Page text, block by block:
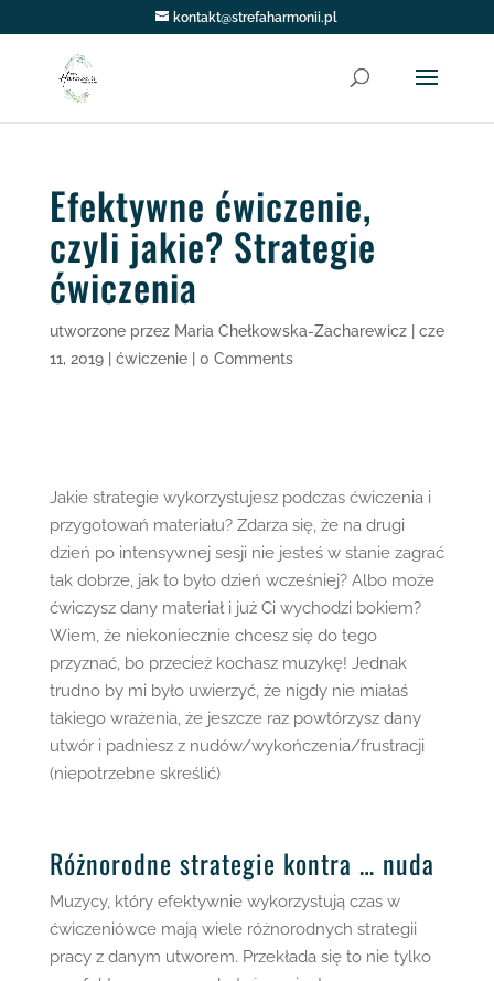
kontakt@strefaharmonii.pl
Efektywne ćwiczenie,
czyli jakie? Strategie
ćwiczenia
utworzone przez Maria Chełkowska-Zacharewicz| cze
11, 2019| ćwiczenie| 0 Comments
Jakie strategie wykorzystujesz podczas ćwiczenia i
przygotowań materiału? Zdarza się, że na drugi
dzień po intensywnej sesji nie jesteś w stanie zagrać
tak dobrze, jak to było dzień wcześniej? Albo może
ćwiczysz dany materiał i już Ci wychodzi bokiem?
Wiem, że niekoniecznie chcesz się do tego
przyznać, bo przecież kochasz muzykę! Jednak
trudno by mi było uwierzyć, że nigdy nie miałaś
takiego wrażenia, że jeszcze raz powtórzysz dany
utwór i padniesz z nudów/wykończenia/frustracji
(niepotrzebne skreślić)
Różnorodne strategie kontra … nuda
Muzycy, który efektywnie wykorzystują czas w
ćwiczeniówce mają wiele różnorodnych strategii
pracy z danym utworem. Przekłada się to nie tylko